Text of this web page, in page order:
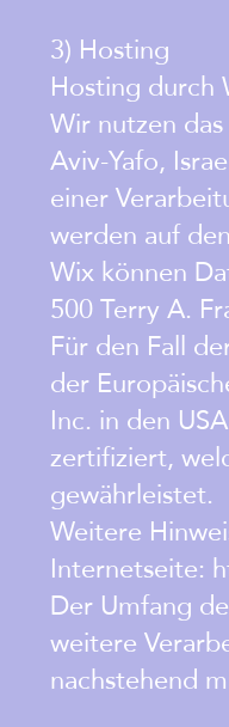
3) Hosting
Hosting durch
Wir nutzen
Aviv-Yafo,
einer
werden auf
Wix können
500 Terry A.
Für den Fall
der
Inc. in den
zertifiziert,
gewährleistet.
Weitere
Internetseite:
Der Umfang
weitere
nachstehend